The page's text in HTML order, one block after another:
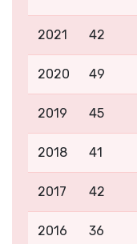
2021 42
2020 49
2019 45
2018 41
2017 42
2016 36